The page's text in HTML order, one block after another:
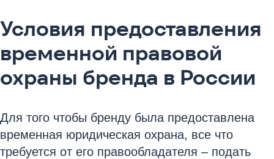
Условия предоставления
временной правовой
охраны бренда в России
Для того чтобы бренду была предоставлена
временная юридическая охрана, все что
требуется от его правообладателя – подать